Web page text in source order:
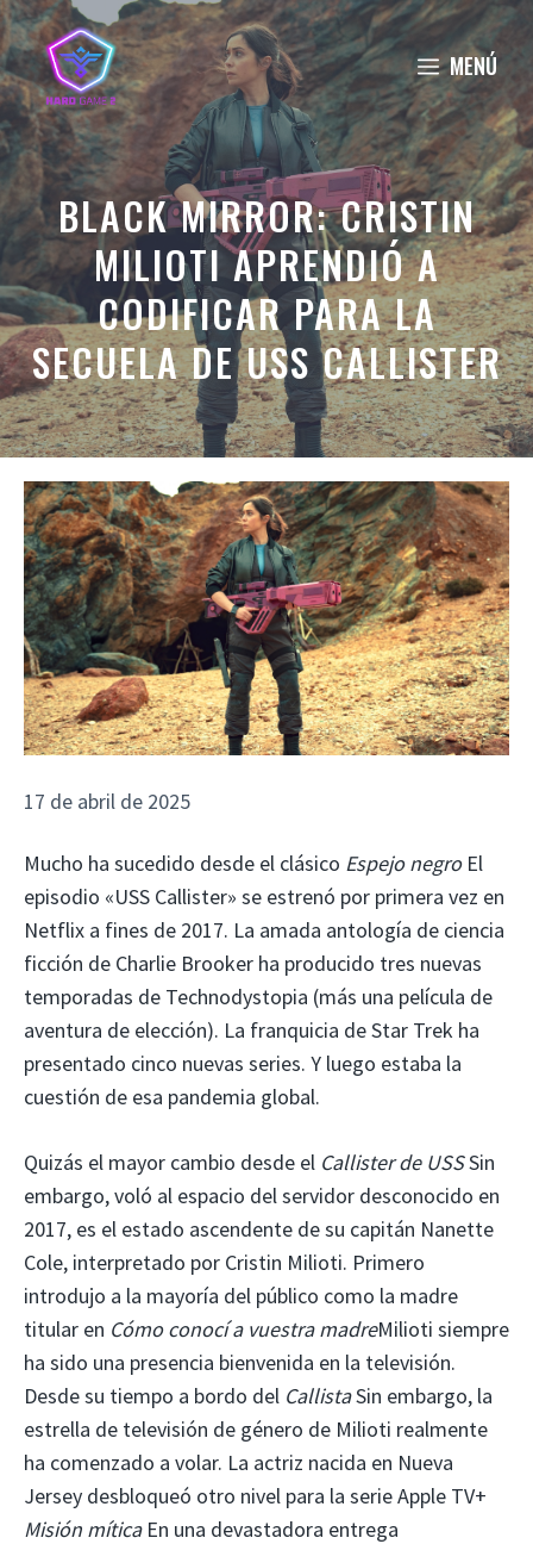
Saltar
al
contenido
MENÚ
BLACK MIRROR: CRISTIN
MILIOTI APRENDIÓ A
CODIFICAR PARA LA
SECUELA DE USS CALLISTER
17 de abril de 2025
Mucho ha sucedido desde el clásico Espejo negroEl
episodio «USS Callister» se estrenó por primera vez en
Netflix a fines de 2017. La amada antología de ciencia
ficción de Charlie Brooker ha producido tres nuevas
temporadas de Technodystopia (más una película de
aventura de elección). La franquicia de Star Trek ha
presentado cinco nuevas series. Y luego estaba la
cuestión de esa pandemia global.
Quizás el mayor cambio desde el Callister de USSSin
embargo, voló al espacio del servidor desconocido en
2017, es el estado ascendente de su capitán Nanette
Cole, interpretado por Cristin Milioti. Primero
introdujo a la mayoría del público como la madre
titular en Cómo conocí a vuestra madreMilioti siempre
ha sido una presencia bienvenida en la televisión.
Desde su tiempo a bordo del CallistaSin embargo, la
estrella de televisión de género de Milioti realmente
ha comenzado a volar. La actriz nacida en Nueva
Jersey desbloqueó otro nivel para la serie Apple TV+
Misión míticaEn una devastadora entrega